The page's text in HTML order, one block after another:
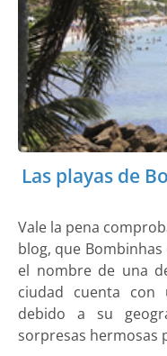
Las playas de
Vale la pena
blog, que
el nombre de una
ciudad cuenta con
debido a su
sorpresas hermosas